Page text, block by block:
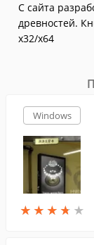
С сайта
древностей.
x32/x64
Windows
★ ★ ★ ★ ★
★ ★ ★ ★ ★